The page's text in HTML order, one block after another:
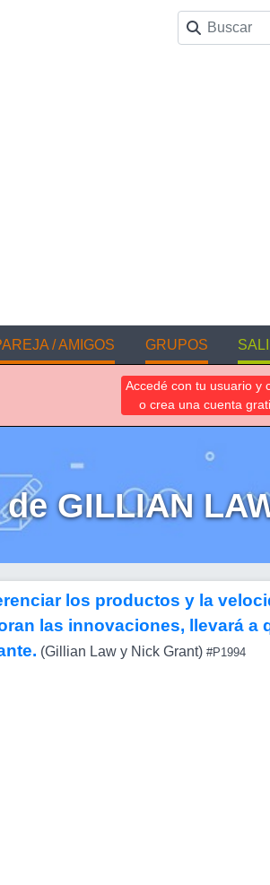
/ AMIGOS GRUPOS
Accedé con tu usuario y
o crea una cuenta
GILLIAN
los productos y la
las innovaciones, llevará a
(Gillian Law y Nick Grant) #P1994